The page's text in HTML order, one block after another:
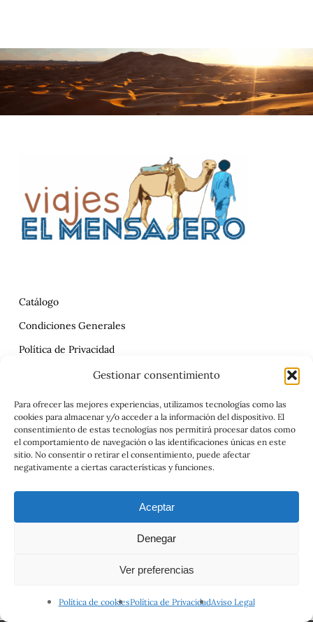
Gestionar consentimiento
Para ofrecer las mejores experiencias, utilizamos tecnologías como las
cookies para almacenar y/o acceder a la información del dispositivo. El
consentimiento de estas tecnologías nos permitirá procesar datos como
el comportamiento de navegación o las identificaciones únicas en este
sitio. No consentir o retirar el consentimiento, puede afectar
negativamente a ciertas características y funciones.
Aceptar
Denegar
Ver preferencias
Política de cookiesPolítica de PrivacidadAviso Legal
Catálogo
Condiciones Generales
Política de Privacidad
Aviso Legal
© 2026 Viajes el Mensajero. |maria@viajeselmensajero.com
facebookinstagram